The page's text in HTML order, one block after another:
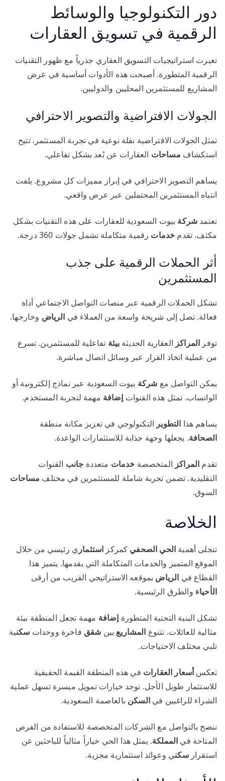
دور التكنولوجيا والوسائط
الرقمية في تسويق العقارات
تغيرت استراتيجيات التسويق العقاري جذرياً مع ظهور التقنيات
الرقمية المتطورة. أصبحت هذه الأدوات أساسية في عرض
المشاريع للمستثمرين المحليين والدوليين.
الجولات الافتراضية والتصوير الاحترافي
تمثل الجولات الافتراضية نقلة نوعية في تجربة المستثمر. تتيح
استكشاف مساحات العقارات عن بُعد بشكل تفاعلي.
يساهم التصوير الاحترافي في إبراز مميزات كل مشروع. يلفت
انتباه المستثمرين المحتملين عبر عرض واقعي.
تعتمد شركة بيوت السعودية للعقارات على هذه التقنيات بشكل
مكثف. تقدم خدمات رقمية متكاملة تشمل جولات 360 درجة.
أثر الحملات الرقمية على جذب
المستثمرين
تشكل الحملات الرقمية عبر منصات التواصل الاجتماعي أداة
فعالة. تصل إلى شريحة واسعة من العملاء في الرياض وخارجها.
توفر المراكز العقارية الحديثة بيئة تفاعلية للمستثمرين. تسرع
من عملية اتخاذ القرار عبر وسائل اتصال مباشرة.
يمكن التواصل مع شركة بيوت السعودية عبر نماذج إلكترونية أو
الواتساب. تمثل هذه القنوات إضافة مهمة لتجربة المستخدم.
يساهم هذا التطوير التكنولوجي في تعزيز مكانة منطقة
الصحافة. يجعلها وجهة جذابة للاستثمارات الواعدة.
تقدم المراكز المتخصصة خدمات متعددة جانب القنوات
التقليدية. تضمن تجربة شاملة للمستثمرين في مختلف مساحات
السوق.
الخلاصة
تتجلى أهمية الحي الصحفي كمركز استثمار ي رئيسي من خلال
الموقع المتميز والخدمات المتكاملة التي يقدمها. يتميز هذا
القطاع في الرياض بموقعه الاستراتيجي القريب من أرقى
الأحياء والطرق الرئيسية.
تشكل البنية التحتية المتطورة إضافة مهمة تجعل المنطقة بيئة
مثالية للعائلات. تتنوع المشاريع بين شقق فاخرة ووحدات سكنية
تلبي مختلف الاحتياجات.
تعكسأسعار العقارات في هذه المنطقة القيمة الحقيقية
للاستثمار طويل الأجل. توجد خيارات تمويل ميسرة تسهل عملية
الشراء للراغبين فيالسكن بالعاصمة السعودية.
ننصح بالتواصل مع الشركات المتخصصة للاستفادة من الفرص
المتاحة في المملكة. يمثل هذا الحي خياراً مثالياً للباحثين عن
استقرارسكني وعوائد استثمارية مجزية.